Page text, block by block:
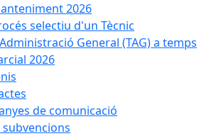
2026
selectiu d'un Tècnic
General (TAG) a temps
2026
de comunicació